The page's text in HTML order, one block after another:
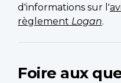
d'informations sur l'
règlement Logan.
Foire aux